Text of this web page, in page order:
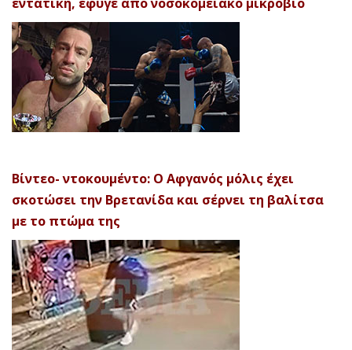
Βίντεο- ντοκουμέντο: Ο Αφγανός μόλις έχει
σκοτώσει την Βρετανίδα και σέρνει τη βαλίτσα
με το πτώμα της